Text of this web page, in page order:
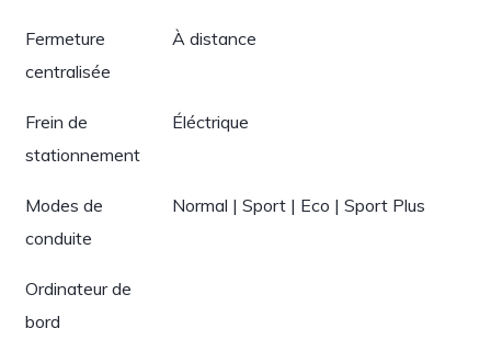
Fermeture
centralisée
À distance
Frein de
stationnement
Éléctrique
Modes de
conduite
Normal | Sport | Eco | Sport Plus
Ordinateur de
bord